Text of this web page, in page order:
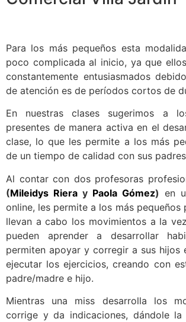
Para los más pequeños esta
poco complicada al inicio, ya que
constantemente entusiasmados
de atención es de períodos cortos de
En nuestras clases sugerimos a
presentes de manera activa en el
clase, lo que les permite a los más
de un tiempo de calidad con sus
Al contar con dos profesoras
(Mileidys Riera y Paola Gómez) en
online, les permite a los más pequeños
llevan a cabo los movimientos a la
pueden aprender a desarrollar
permiten apoyar y corregir a sus hijos
ejecutar los ejercicios, creando con
padre/madre e hijo.
Mientras una miss desarrolla los
corrige y da indicaciones, dándole